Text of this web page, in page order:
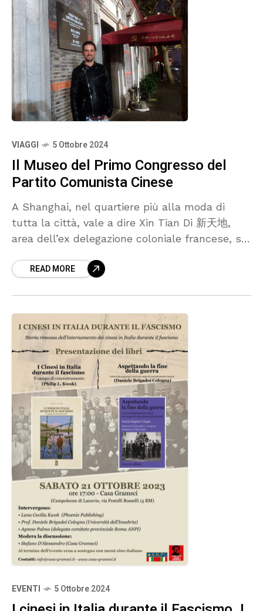
VIAGGI 5 Ottobre 2024
Il Museo del Primo Congresso del
Partito Comunista Cinese
A Shanghai, nel quartiere più alla moda di
tutta la città, vale a dire Xin Tian Di 新天地,
area dell’ex delegazione coloniale francese, si
Comunista Cinese, situato simbolicamente
READ MORE
EVENTI 5 Ottobre 2024